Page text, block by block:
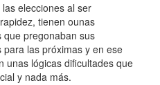
elecciones al ser
tienen ounas
que pregonaban sus
las próximas y en ese
unas lógicas dificultades que
y nada más.